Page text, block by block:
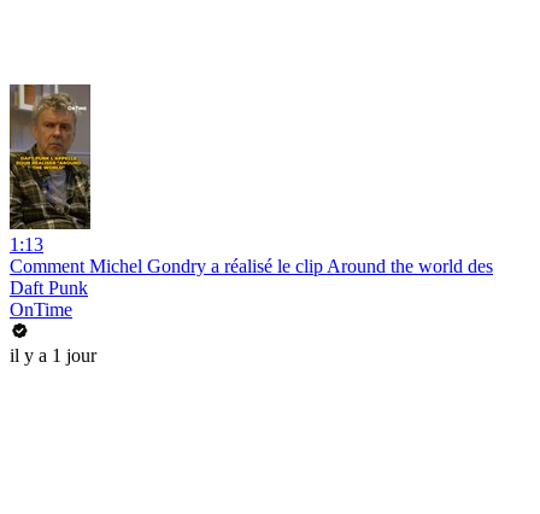
1:13
Comment Michel Gondry a réalisé le clip Around the world des
Daft Punk
OnTime
il y a 1 jour